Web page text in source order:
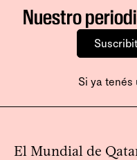
Nuestro
Si ya tenés
El Mundial de